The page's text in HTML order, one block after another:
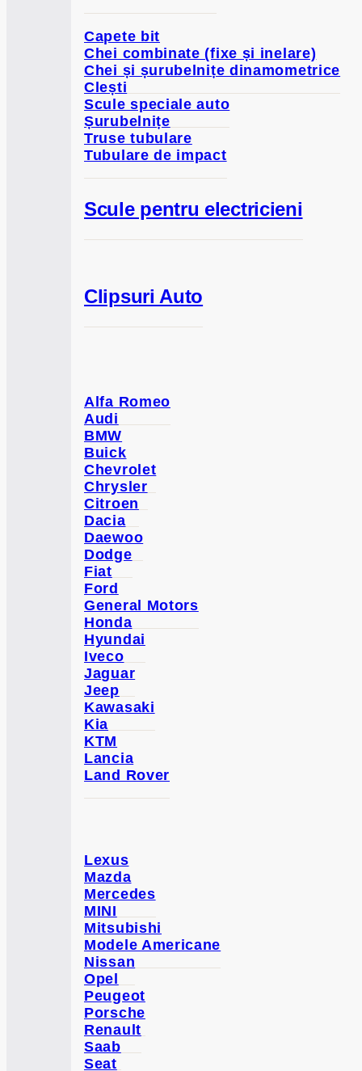
Capete bit
Chei combinate (fixe și inelare)
Chei și șurubelnițe dinamometrice
Clești
Scule speciale auto
Șurubelnițe
Truse tubulare
Tubulare de impact
Scule pentru electricieni
Clipsuri Auto
Alfa Romeo
Audi
BMW
Buick
Chevrolet
Chrysler
Citroen
Dacia
Daewoo
Dodge
Fiat
Ford
General Motors
Honda
Hyundai
Iveco
Jaguar
Jeep
Kawasaki
Kia
KTM
Lancia
Land Rover
Lexus
Mazda
Mercedes
MINI
Mitsubishi
Modele Americane
Nissan
Opel
Peugeot
Porsche
Renault
Saab
Seat